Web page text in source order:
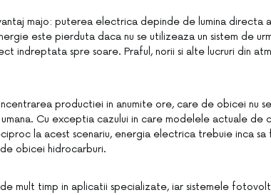
majo: puterea electrica depinde de lumina directa
este pierduta daca nu se utilizeaza un sistem de
indreptata spre soare. Praful, norii si alte lucruri din
productiei in anumite ore, care de obicei nu
Cu exceptia cazului in care modelele actuale de
la acest scenariu, energia electrica trebuie inca sa
obicei hidrocarburi.
mult timp in aplicatii specializate, iar sistemele